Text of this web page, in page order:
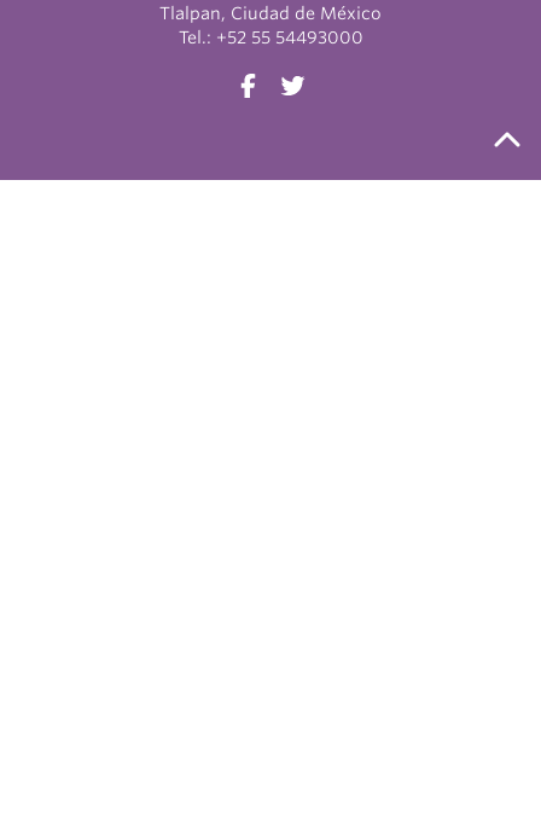
Tlalpan, Ciudad de México
Tel.: +52 55 54493000